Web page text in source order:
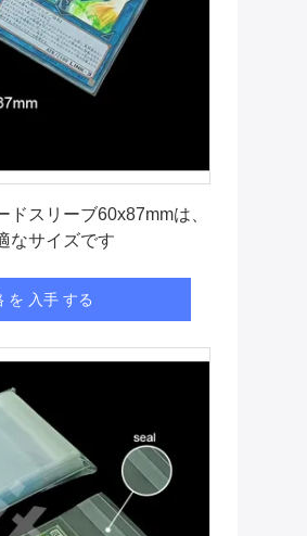
スリーブ60x87mmは、
なサイズです
を 入手 する